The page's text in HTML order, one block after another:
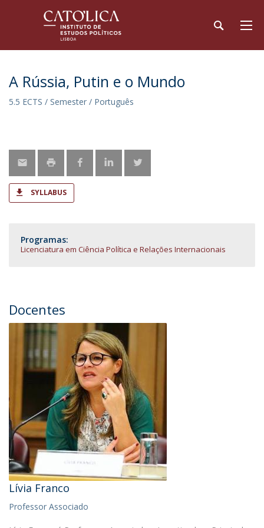
A Rússia, Putin e o Mundo
5.5 ECTS / Semester / Português
SYLLABUS
Programas:
Licenciatura em Ciência Política e Relações Internacionais
Docentes
Lívia Franco
Professor Associado